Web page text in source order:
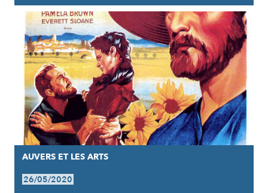
AUVERS ET LES ARTS
26/05/2020